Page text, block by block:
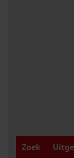
Zoek